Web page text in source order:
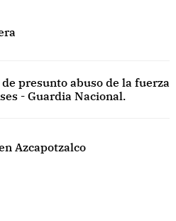
presunto abuso de la fuerza
- Guardia Nacional.
Azcapotzalco